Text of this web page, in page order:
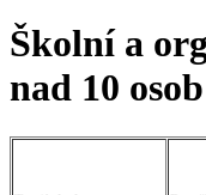
Školní a
nad 10 osob